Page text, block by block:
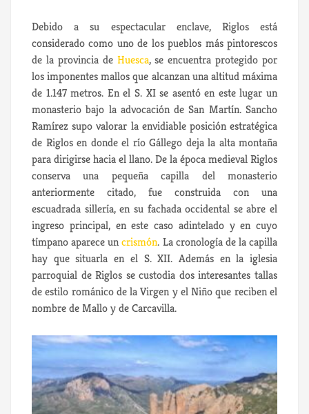
Debido a su espectacular enclave, Riglos está
considerado como uno de los pueblos más pintorescos
de la provincia de Huesca, se encuentra protegido por
los imponentes mallos que alcanzan una altitud máxima
de 1.147 metros. En el S. XI se asentó en este lugar un
monasterio bajo la advocación de San Martín. Sancho
Ramírez supo valorar la envidiable posición estratégica
de Riglos en donde el río Gállego deja la alta montaña
para dirigirse hacia el llano. De la época medieval Riglos
conserva una pequeña capilla del monasterio
anteriormente citado, fue construida con una
escuadrada sillería, en su fachada occidental se abre el
ingreso principal, en este caso adintelado y en cuyo
tímpano aparece uncrismón. La cronología de la capilla
hay que situarla en el S. XII. Además en la iglesia
parroquial de Riglos se custodia dos interesantes tallas
de estilo románico de la Virgen y el Niño que reciben el
nombre de Mallo y de Carcavilla.